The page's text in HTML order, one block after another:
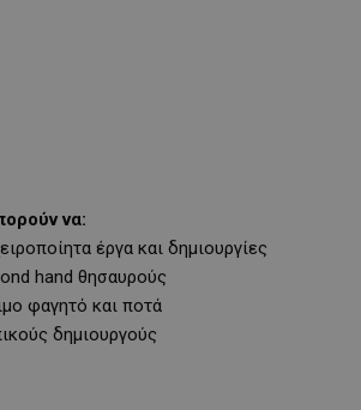
να:
έργα και δημιουργίες
hand θησαυρούς
φαγητό και ποτά
δημιουργούς